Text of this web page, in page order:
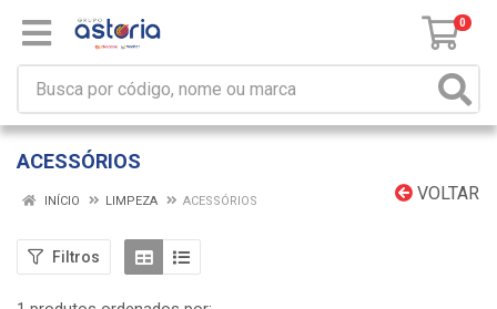
0
ACESSÓRIOS
VOLTAR
INÍCIO LIMPEZA ACESSÓRIOS
Filtros